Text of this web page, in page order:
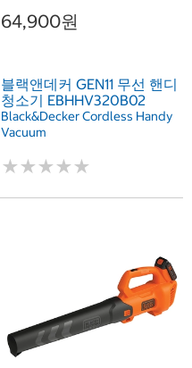
64,900원
블랙앤데커 GEN11 무선 핸디
청소기 EBHHV320B02
Black&Decker Cordless Handy
Vacuum
★★★★★
★★★★★